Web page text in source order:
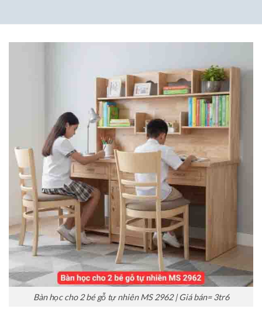
Bàn học cho 2 bé gỗ tự nhiên MS 2962 | Giá bán= 3tr6